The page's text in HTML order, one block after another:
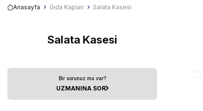
Anasayfa Gıda Kapları Salata Kasesi
Salata Kasesi
Bir sorunuz mu var?
UZMANINA SOR